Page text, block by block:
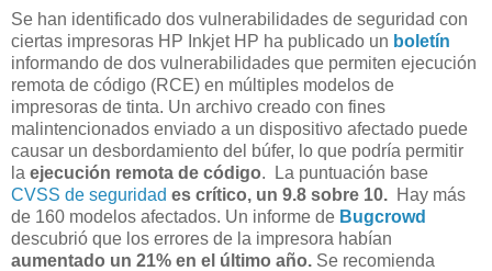
Se han identificado dos vulnerabilidades de seguridad con
ciertas impresoras HP Inkjet HP ha publicado un boletín
informando de dos vulnerabilidades que permiten ejecución
remota de código (RCE) en múltiples modelos de
impresoras de tinta. Un archivo creado con fines
malintencionados enviado a un dispositivo afectado puede
causar un desbordamiento del búfer, lo que podría permitir
la ejecución remota de código. La puntuación base
CVSS de seguridad es crítico, un 9.8 sobre 10. Hay más
de 160 modelos afectados. Un informe de Bugcrowd
descubrió que los errores de la impresora habían
aumentado un 21% en el último año. Se recomienda